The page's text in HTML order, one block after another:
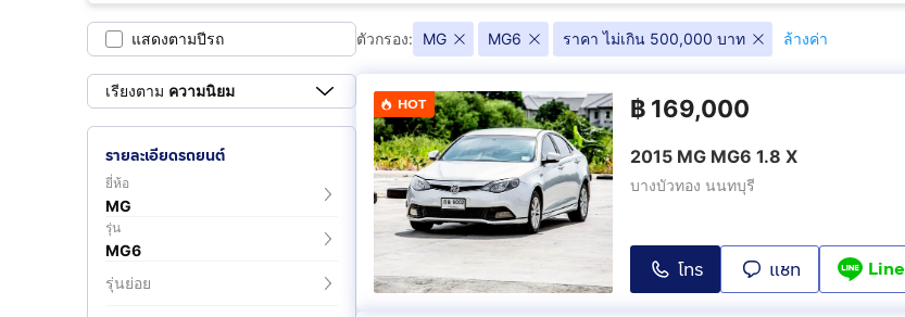
แสดงตามปีรถ
เรียงตาม ความนิยม
รายละเอียดรถยนต์
ยี่ห้อ
MG
รุ่น
MG6
รุ่นย่อย
ตัวกรอง: MG MG6 ราคา ไม่เกิน 500,000 บาท ล้างค่า
HOT ฿ 169,000
2015 MG MG6 1.8 X
บางบัวทอง นนทบุรี
โทร แชท Line